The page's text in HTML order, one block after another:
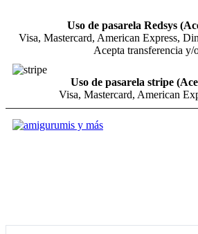
Uso de pasarela Redsys
Visa, Mastercard, American Express,
Acepta transferencia y/
Uso de pasarela stripe
Visa, Mastercard, American